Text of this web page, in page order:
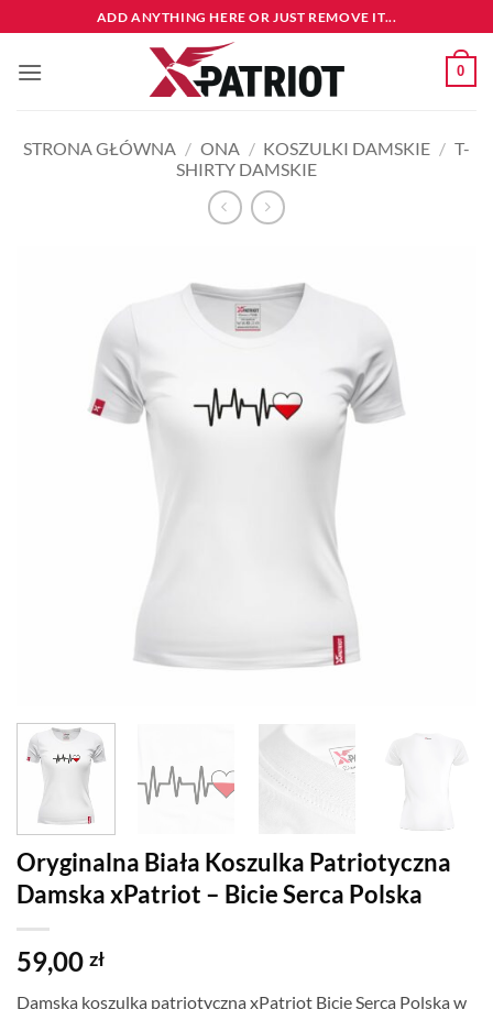
do
zawartości
ADD ANYTHING HERE OR JUST REMOVE IT...
0
STRONA GŁÓWNA / ONA / KOSZULKI DAMSKIE / T-
SHIRTY DAMSKIE
Oryginalna Biała Koszulka Patriotyczna
Damska xPatriot – Bicie Serca Polska
59,00 zł
Damska koszulka patriotyczna xPatriot Bicie Serca Polska w